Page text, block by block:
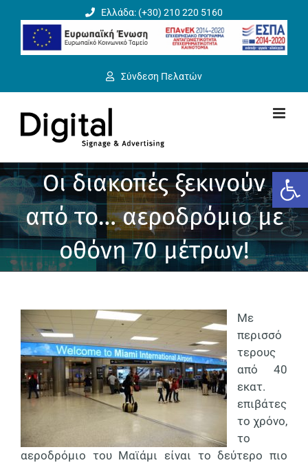
περιεχόμενο
Ελλάδα: (+30) 210 220 5160
Σύνδεση Πελατών
Οι διακοπές ξεκινούν
από το… αεροδρόμιο με
οθόνη 70 μέτρων!
Με
περισσό
τερους
από 40
εκατ.
επιβάτες
το χρόνο,
το
αεροδρόμιο του Μαϊάμι είναι το δεύτερο πιο